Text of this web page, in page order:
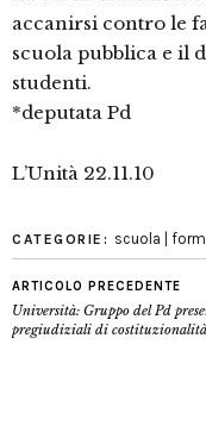
accanirsi contro le
scuola pubblica e il
studenti.
*deputata Pd
L’Unità 22.11.10
CATEGORIE: scuola |
ARTICOLO PRECEDENTE
Università: Gruppo del Pd
pregiudiziali di